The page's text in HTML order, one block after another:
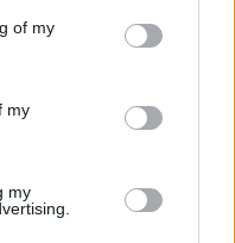
of my
my
my